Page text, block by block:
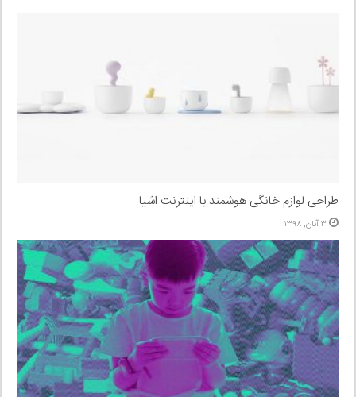
طراحی لوازم خانگی هوشمند با اینترنت اشیا
۳ آبان, ۱۳۹۸